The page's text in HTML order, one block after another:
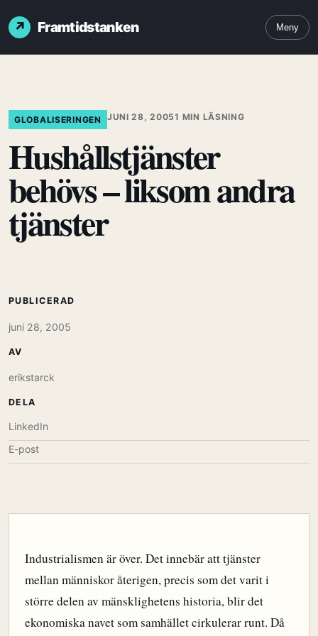
Framtidstanken Meny
GLOBALISERINGEN JUNI 28, 20051 MIN LÄSNING
Hushållstjänster
behövs – liksom andra
tjänster
Industrialismen är över. Det innebär att tjänster
mellan människor återigen, precis som det varit i
större delen av mänsklighetens historia, blir det
ekonomiska navet som samhället cirkulerar runt. Då
PUBLICERAD
juni 28, 2005
AV
erikstarck
DELA
LinkedIn
E-post